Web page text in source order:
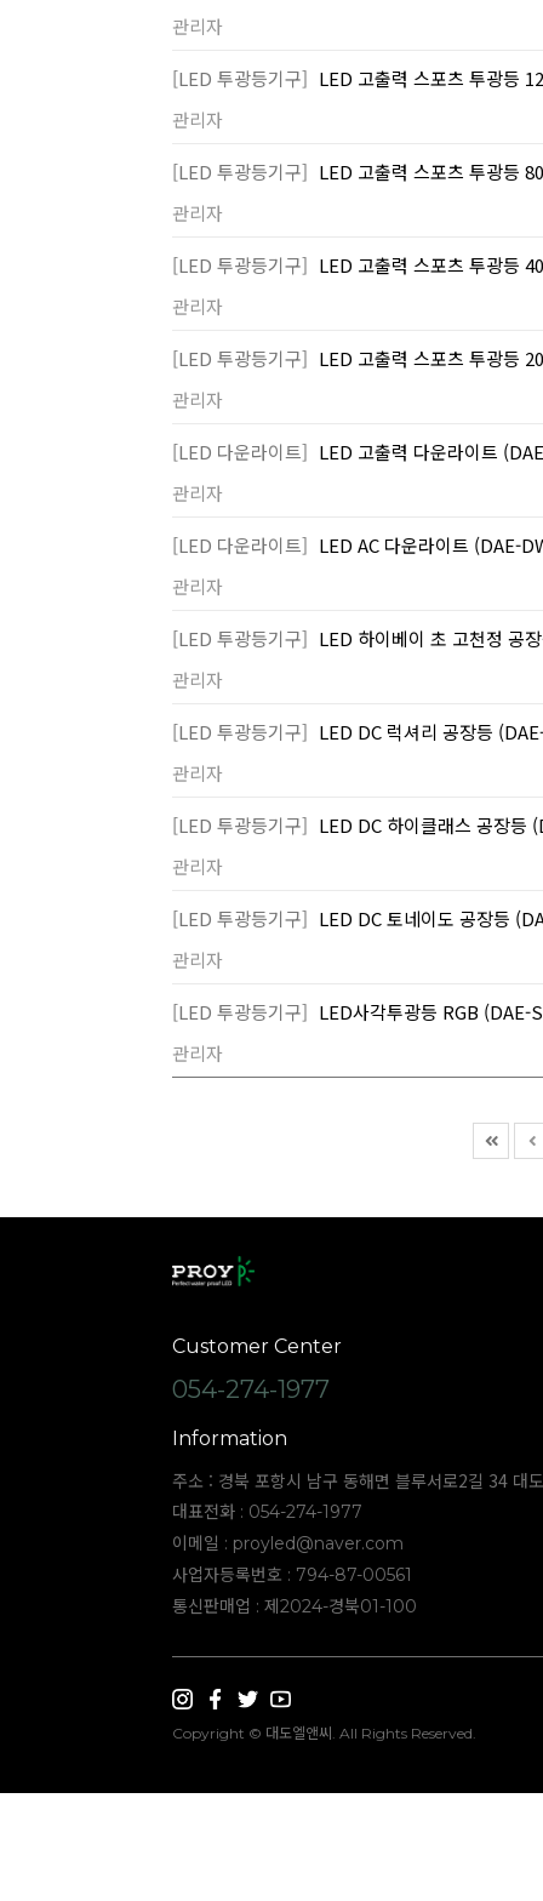
관리자
[LED 투광등기구] LED 고출력 스포츠 투광등
관리자
[LED 투광등기구] LED 고출력 스포츠 투광등
관리자
[LED 투광등기구] LED 고출력 스포츠 투광등
관리자
[LED 투광등기구] LED 고출력 스포츠 투광등
관리자
[LED 다운라이트] LED 고출력 다운라이트
관리자
[LED 다운라이트] LED AC 다운라이트 (DAE-
관리자
[LED 투광등기구] LED 하이베이 초 고천정 공
관리자
[LED 투광등기구] LED DC 럭셔리 공장등
관리자
[LED 투광등기구] LED DC 하이클래스 공장등
관리자
[LED 투광등기구] LED DC 토네이도 공장등
관리자
[LED 투광등기구] LED사각투광등 RGB (DAE-
관리자
Customer Center
054-274-1977
Information
주소 : 경북 포항시 남구 동해면 블루서로2길 34 대
대표전화 : 054-274-1977
이메일 : proyled@naver.com
사업자등록번호 : 794-87-00561
통신판매업 : 제2024-경북01-100
Copyright © 대도엘앤씨. All Rights Reserved.